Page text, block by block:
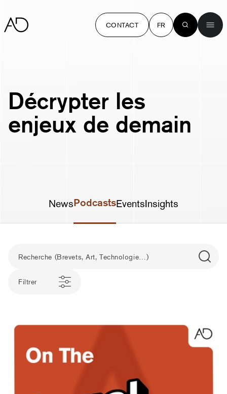
CONTACT FR
Décrypter les
enjeux de demain
NewsPodcastsEventsInsights
Filtrer